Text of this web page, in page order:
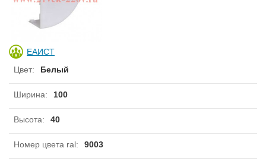
ЕАИСТ
Цвет: Белый
Ширина: 100
Высота: 40
Номер цвета ral: 9003